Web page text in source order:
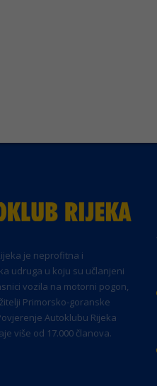
je neprofitna i
udruga u koju su učlanjeni
vozila na motorni pogon,
Primorsko-goranske
Autoklubu Rijeka
više od 17.000 članova.